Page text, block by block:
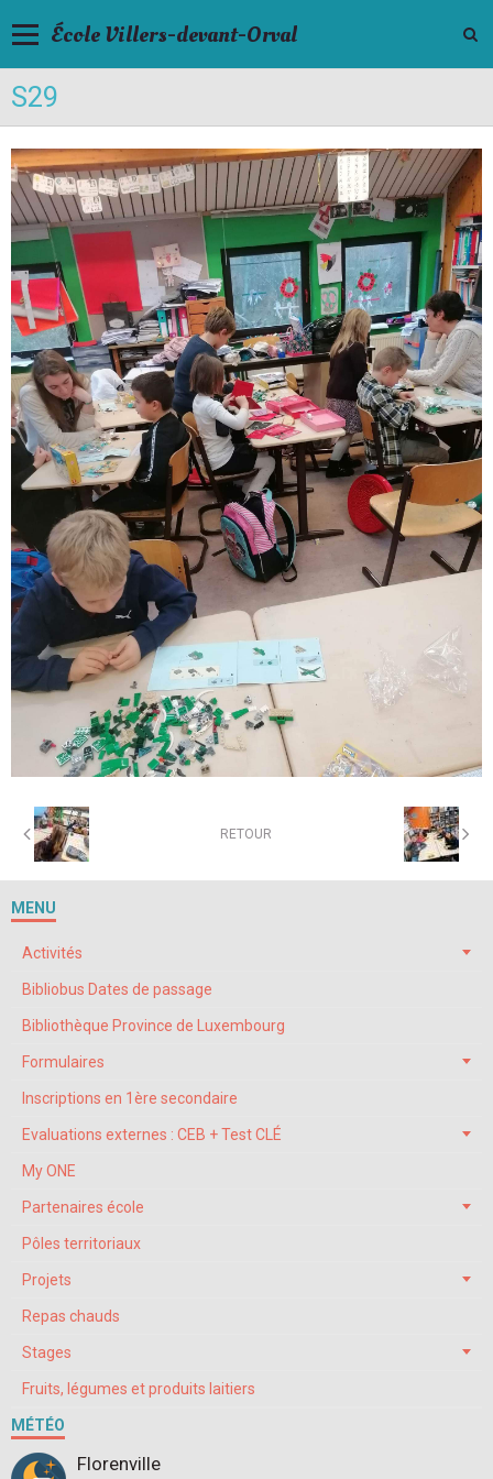
École Villers-devant-Orval
S29
RETOUR
MENU
Activités
Bibliobus Dates de passage
Bibliothèque Province de Luxembourg
Formulaires
Inscriptions en 1ère secondaire
Evaluations externes : CEB + Test CLÉ
My ONE
Partenaires école
Pôles territoriaux
Projets
Repas chauds
Stages
Fruits, légumes et produits laitiers
MÉTÉO
Florenville